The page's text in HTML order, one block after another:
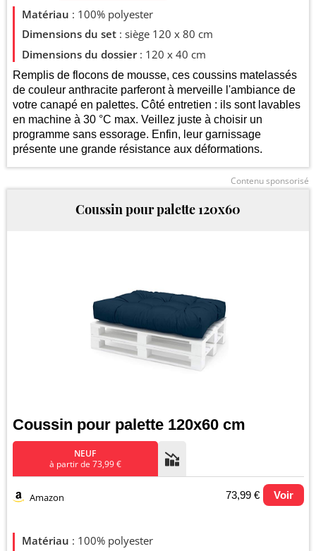
Matériau : 100% polyester
Dimensions du set : siège 120 x 80 cm
Dimensions du dossier: 120 x 40 cm
Remplis de flocons de mousse, ces coussins matelassés
de couleur anthracite parferont à merveille l'ambiance de
votre canapé en palettes. Côté entretien : ils sont lavables
en machine à 30 °C max. Veillez juste à choisir un
programme sans essorage. Enfin, leur garnissage
présente une grande résistance aux déformations.
Contenu sponsorisé
Coussin pour palette 120x60
Coussin pour palette 120x60 cm
NEUF
à partir de 73,99 €
Amazon 73,99 € Voir
Evolution du prix le plus bas (neuf):
Matériau : 100% polyester